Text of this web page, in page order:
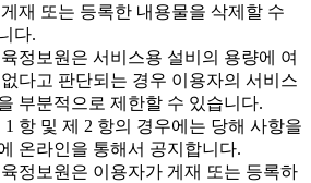
재 또는 등록한 내용물을 삭제할 수
다.
정보원은 서비스용 설비의 용량에 여
다고 판단되는 경우 이용자의 서비스
부분적으로 제한할 수 있습니다.
항 및 제 2 항의 경우에는 당해 사항을
온라인을 통해서 공지합니다.
정보원은 이용자가 게재 또는 등록하